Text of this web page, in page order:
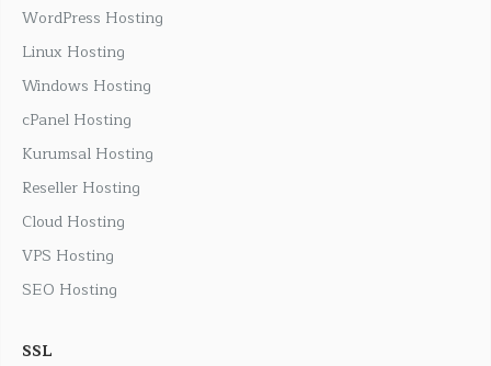
WordPress Hosting
Linux Hosting
Windows Hosting
cPanel Hosting
Kurumsal Hosting
Reseller Hosting
Cloud Hosting
VPS Hosting
SEO Hosting
SSL